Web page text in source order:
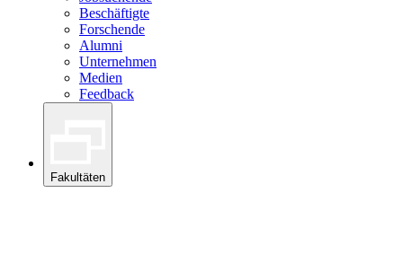
Beschäftigte
Forschende
Alumni
Unternehmen
Medien
Feedback
Fakultäten